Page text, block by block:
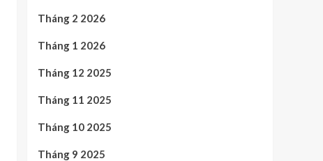
Tháng 2 2026
Tháng 1 2026
Tháng 12 2025
Tháng 11 2025
Tháng 10 2025
Tháng 9 2025